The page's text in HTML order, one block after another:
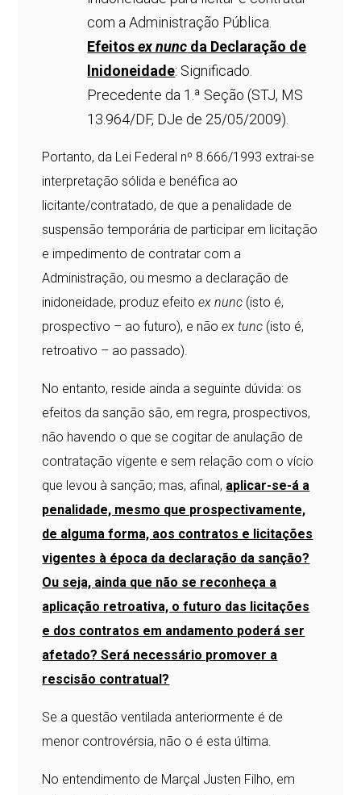
com a Administração Pública.
Efeitosex nunc da Declaração de
lnidoneidade: Significado.
Precedente da 1.ª Seção (STJ, MS
13.964/DF, DJe de 25/05/2009).
Portanto, da Lei Federal nº 8.666/1993 extrai-se
interpretação sólida e benéfica ao
licitante/contratado, de que a penalidade de
suspensão temporária de participar em licitação
e impedimento de contratar com a
Administração, ou mesmo a declaração de
inidoneidade, produz efeitoex nunc (isto é,
prospectivo – ao futuro), e nãoex tunc (isto é,
retroativo – ao passado).
No entanto, reside ainda a seguinte dúvida: os
efeitos da sanção são, em regra, prospectivos,
não havendo o que se cogitar de anulação de
contratação vigente e sem relação com o vício
que levou à sanção; mas, afinal, aplicar-se-á a
penalidade, mesmo que prospectivamente,
de alguma forma, aos contratos e licitações
vigentes à época da declaração da sanção?
Ou seja, ainda que não se reconheça a
aplicação retroativa, o futuro das licitações
e dos contratos em andamento poderá ser
afetado? Será necessário promover a
rescisão contratual?
Se a questão ventilada anteriormente é de
menor controvérsia, não o é esta última.
No entendimento de Marçal Justen Filho, em